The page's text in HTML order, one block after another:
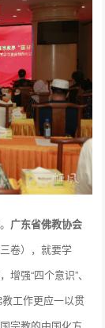
广东省佛教协会
卷），就要学
强“四个意识”、
教工作更应一以贯